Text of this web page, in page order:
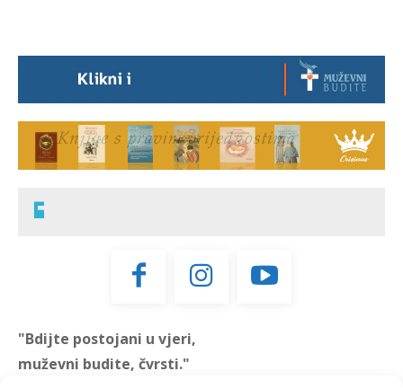
"Bdijte postojani u vjeri,
muževni budite, čvrsti."